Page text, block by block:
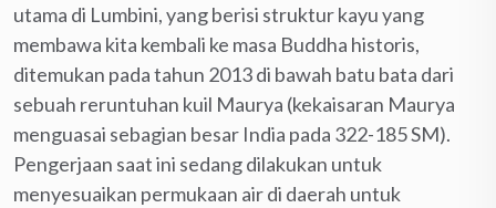
utama di Lumbini, yang berisi struktur kayu yang
membawa kita kembali ke masa Buddha historis,
ditemukan pada tahun 2013 di bawah batu bata dari
sebuah reruntuhan kuil Maurya (kekaisaran Maurya
menguasai sebagian besar India pada 322-185 SM).
Pengerjaan saat ini sedang dilakukan untuk
menyesuaikan permukaan air di daerah untuk